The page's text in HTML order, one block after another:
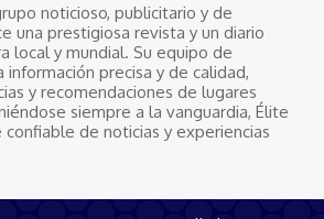
noticioso, publicitario y de
una prestigiosa revista y un diario
local y mundial. Su equipo de
precisa y de calidad,
y recomendaciones de lugares
siempre a la vanguardia, Élite
de noticias y experiencias